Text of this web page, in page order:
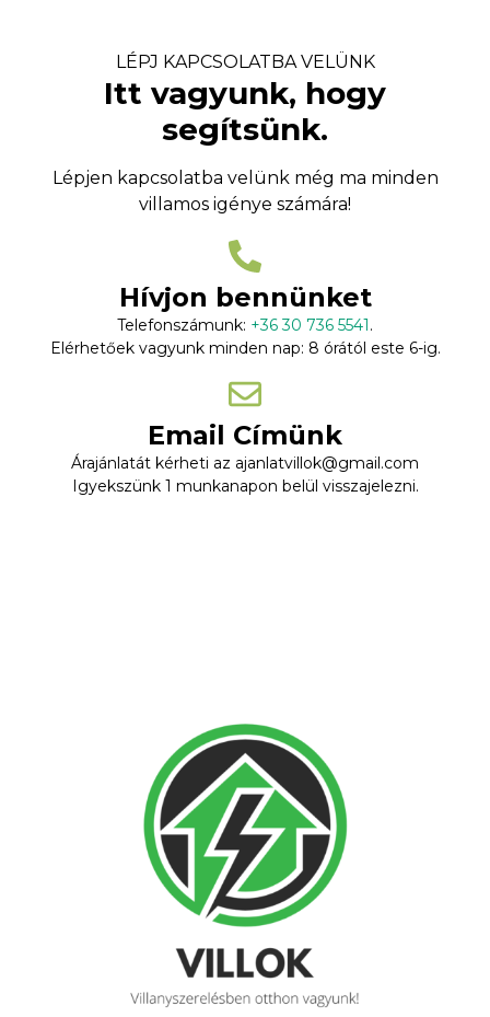
LÉPJ KAPCSOLATBA VELÜNK
Itt vagyunk, hogy
segítsünk.
Lépjen kapcsolatba velünk még ma minden
villamos igénye számára!
Hívjon bennünket
Telefonszámunk: +36 30 736 5541.
Elérhetőek vagyunk minden nap: 8 órától este 6-ig.
Email Címünk
Árajánlatát kérheti az ajanlatvillok@gmail.com
Igyekszünk 1 munkanapon belül visszajelezni.